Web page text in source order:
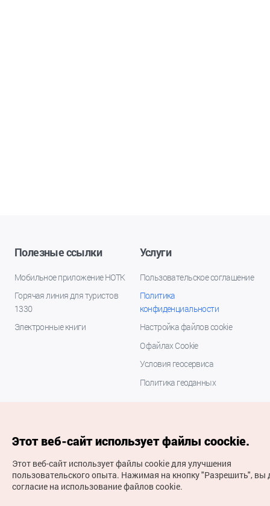
Полезные ссылки
Мобильное приложение НОТК
Горячая линия для туристов
1330
Электронные книги
Услуги
Пользовательское соглашение
Политика
конфиденциальности
Настройка файлов cookie
О файлах Cookie
Условия геосервиса
Политика геоданных
(с) Национальная организация туризма Кореи Все
Этот веб-сайт использует файлы coockie.
Этот веб-сайт использует файлы cookie для улучшения
пользовательского опыта. Нажимая на кнопку "Разрешить", вы
согласие на использование файлов cookie.